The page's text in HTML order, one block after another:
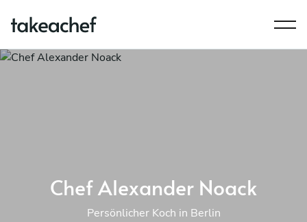
Chef Alexander Noack
Persönlicher Koch in Berlin